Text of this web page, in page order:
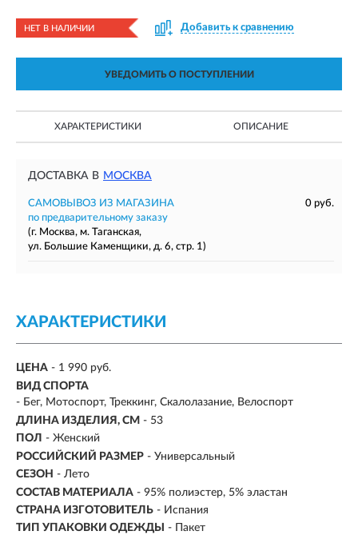
НЕТ В НАЛИЧИИ Добавить к сравнению
УВЕДОМИТЬ О ПОСТУПЛЕНИИ
ХАРАКТЕРИСТИКИ ОПИСАНИЕ
ДОСТАВКА В МОСКВА
САМОВЫВОЗ ИЗ МАГАЗИНА
0 руб.
по предварительному заказу
(г. Москва, м. Таганская,
ул. Большие Каменщики, д. 6, стр. 1)
ХАРАКТЕРИСТИКИ
ЦЕНА - 1 990 руб.
ВИД СПОРТА
- Бег, Мотоспорт, Треккинг, Скалолазание, Велоспорт
ДЛИНА ИЗДЕЛИЯ, СМ - 53
ПОЛ - Женский
РОССИЙСКИЙ РАЗМЕР - Универсальный
СЕЗОН - Лето
СОСТАВ МАТЕРИАЛА - 95% полиэстер, 5% эластан
СТРАНА ИЗГОТОВИТЕЛЬ - Испания
ТИП УПАКОВКИ ОДЕЖДЫ
- Пакет